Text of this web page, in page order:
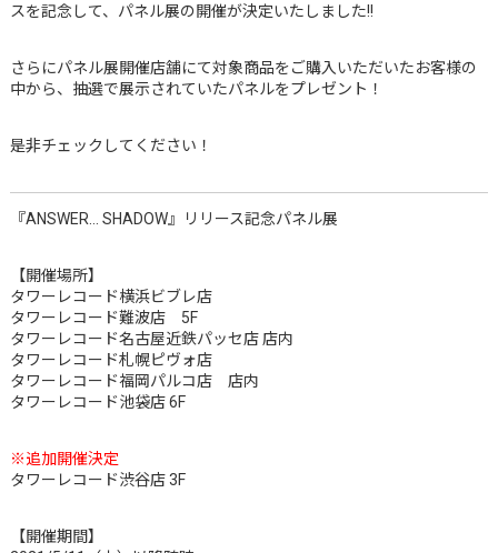
スを記念して、パネル展の開催が決定いたしました!!
さらにパネル展開催店舗にて対象商品をご購入いただいたお客様の
中から、抽選で展示されていたパネルをプレゼント！
是非チェックしてください！
『ANSWER… SHADOW』リリース記念パネル展
【開催場所】
タワーレコード横浜ビブレ店
タワーレコード難波店 5F
タワーレコード名古屋近鉄パッセ店 店内
タワーレコード札幌ピヴォ店
タワーレコード福岡パルコ店 店内
タワーレコード池袋店 6F
※追加開催決定
タワーレコード渋谷店 3F
【開催期間】